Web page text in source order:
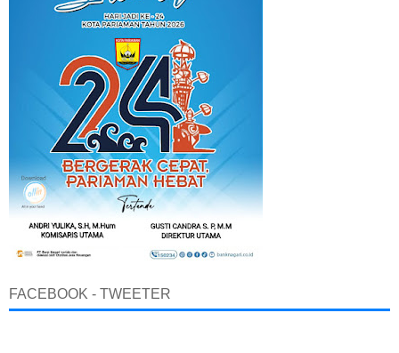
FACEBOOK - TWEETER